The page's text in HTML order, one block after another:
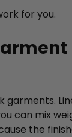
for you.
can mix
the